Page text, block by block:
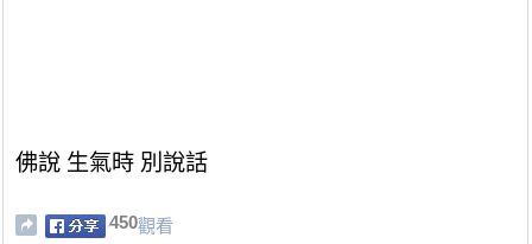
佛說 生氣時 別說話
450觀看